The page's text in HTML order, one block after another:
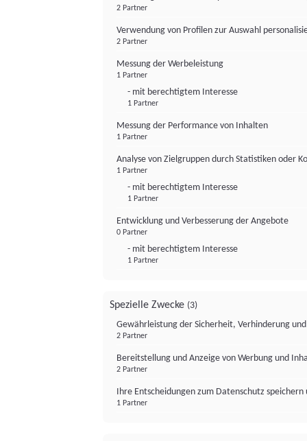
2 Partner
Verwendung von Profilen zur Auswahl
2 Partner
Messung der Werbeleistung
1 Partner
- mit berechtigtem Interesse
1 Partner
Messung der Performance von Inhalten
1 Partner
Analyse von Zielgruppen durch Statistiken oder
1 Partner
- mit berechtigtem Interesse
1 Partner
Entwicklung und Verbesserung der Angebote
0 Partner
- mit berechtigtem Interesse
1 Partner
Spezielle Zwecke (3)
Gewährleistung der Sicherheit, Verhinderung
2 Partner
Bereitstellung und Anzeige von Werbung und
2 Partner
Ihre Entscheidungen zum Datenschutz
1 Partner